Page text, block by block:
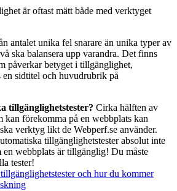
är oftast mätt både med verktyget
antalet unika fel snarare än unika typer av
ska balansera upp varandra. Det finns
påverkar betyget i tillgänglighet,
sidtitel och huvudrubrik på
tillgänglighets­tester? Cirka hälften av
kan förekomma på en webbplats kan
verktyg likt de Webperf.se använder.
tillgänglighets­tester absolut inte
webbplats är tillgänglig! Du måste
tester!
och hur du kommer